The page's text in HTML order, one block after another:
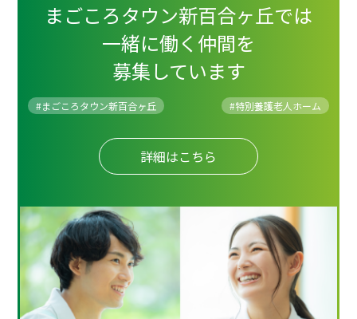
まごころタウン新百合ヶ丘では
一緒に働く仲間を
募集しています
#まごころタウン新百合ヶ丘 #特別養護老人ホーム
詳細はこちら